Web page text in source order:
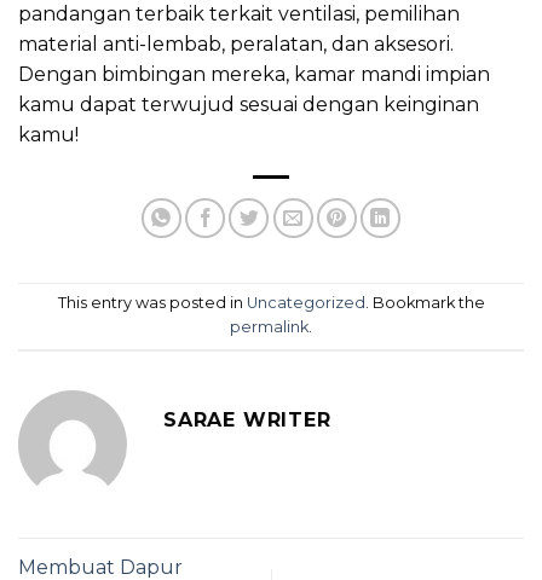
pandangan terbaik terkait ventilasi, pemilihan
material anti-lembab, peralatan, dan aksesori.
Dengan bimbingan mereka, kamar mandi impian
kamu dapat terwujud sesuai dengan keinginan
kamu!
This entry was posted in Uncategorized . Bookmark the
permalink.
SARAE WRITER
Membuat Dapur